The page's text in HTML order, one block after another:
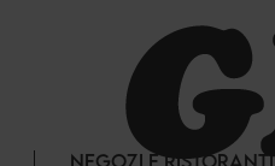
NEGOZI E RISTORANTI